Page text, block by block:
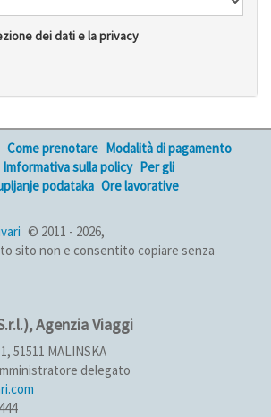
dei dati e la privacy
Come prenotare Modalità di pagamento
Imformativa sulla policy Per gli
podataka Ore lavorative
© 2011 - 2026,
sito non e consentito copiare senza
Agenzia Viaggi
51511 MALINSKA
delegato